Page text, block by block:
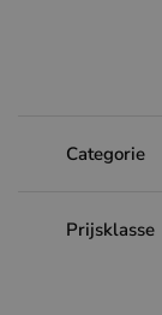
Categorie
Prijsklasse